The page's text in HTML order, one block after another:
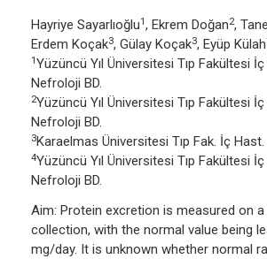
Hayriye Sayarlıoğlu1, Ekrem Doğan2,
Erdem Koçak3, Gülay Koçak3, Eyüp Külah
1Yüzüncü Yıl Üniversitesi Tıp Fakültesi İç
Nefroloji BD.
2Yüzüncü Yıl Üniversitesi Tıp Fakültesi İç
Nefroloji BD.
3Karaelmas Üniversitesi Tıp Fak. İç
4Yüzüncü Yıl Üniversitesi Tıp Fakültesi İç
Nefroloji BD.
Aim: Protein excretion is measured on a
collection, with the normal value being
mg/day. It is unknown whether normal